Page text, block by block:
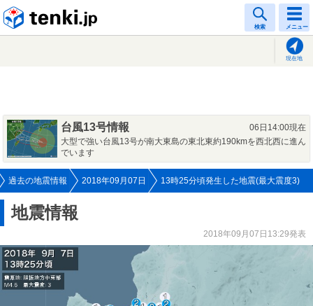
検索 メニュー
現在地
台風13号情報
06日14:00現在
大型で強い台風13号が南大東島の東北東約190kmを西北西に進ん
でいます
過去の地震情報 2018年09月07日 13時25分頃発生した地震(最大震度3)
地震情報
2018年09月07日13:29発表